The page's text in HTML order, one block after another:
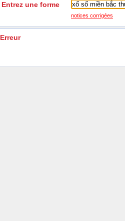
Entrez une forme
notices corrigées
Erreur